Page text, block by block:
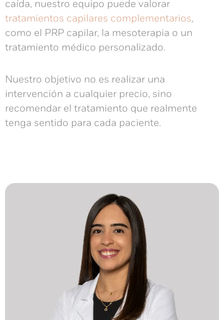
caída, nuestro equipo puede valorar
tratamientos capilares complementarios,
como el PRP capilar, la mesoterapia o un
tratamiento médico personalizado.
Nuestro objetivo no es realizar una
intervención a cualquier precio, sino
recomendar el tratamiento que realmente
tenga sentido para cada paciente.